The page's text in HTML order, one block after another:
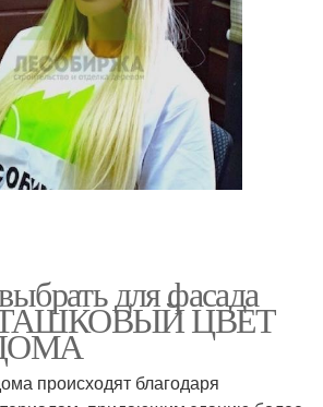
для фасада
ЦВЕТ
происходят благодаря